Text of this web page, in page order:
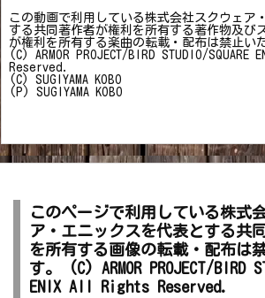
この動画で利用している株式会社スクウェア
する共同著作者が権利を所有する著作物及び
が権利を所有する楽曲の転載・配布は禁止い
(C) ARMOR PROJECT/BIRD STUDIO/
Reserved.
(C) SUGIYAMA KOBO
(P) SUGIYAMA KOBO
このページで利用している株式
ア・エニックスを代表とする共
を所有する画像の転載・配布は
す。 (C) ARMOR PROJECT/BIRD
ENIX All Rights Reserved.